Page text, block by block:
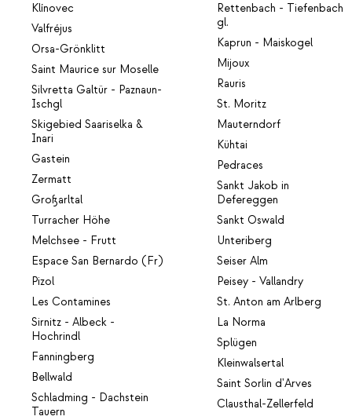
Klínovec
Valfréjus
Orsa-Grönklitt
Saint Maurice sur Moselle
Silvretta Galtür - Paznaun-
Ischgl
Skigebied Saariselka &
Inari
Gastein
Zermatt
Großarltal
Turracher Höhe
Melchsee - Frutt
Espace San Bernardo (Fr)
Pizol
Les Contamines
Sirnitz - Albeck -
Hochrindl
Fanningberg
Bellwald
Schladming - Dachstein
Tauern
Rettenbach - Tiefenbach
gl.
Kaprun - Maiskogel
Mijoux
Rauris
St. Moritz
Mauterndorf
Kühtai
Pedraces
Sankt Jakob in
Defereggen
Sankt Oswald
Unteriberg
Seiser Alm
Peisey - Vallandry
St. Anton am Arlberg
La Norma
Splügen
Kleinwalsertal
Saint Sorlin d'Arves
Clausthal-Zellerfeld